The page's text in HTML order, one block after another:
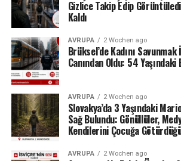
tarafından da düzenli olarak
Milyonlarca liralık para transferleri ve
üzerinden derinleşen soruşturmada
makamlarının atacağı bir sonraki
durumda.#ahbap #sondakika
Gizlice Takip Edip
Kaldı
AVRUPA 2 Wochen ago
Brüksel’de Kadını
Canından Oldu: 54
AVRUPA 2 Wochen ago
Slovakya’da 3 Yaşındaki
Sağ Bulundu: Gönüllüler,
Kendilerini Çocuğa
AVRUPA 2 Wochen ago